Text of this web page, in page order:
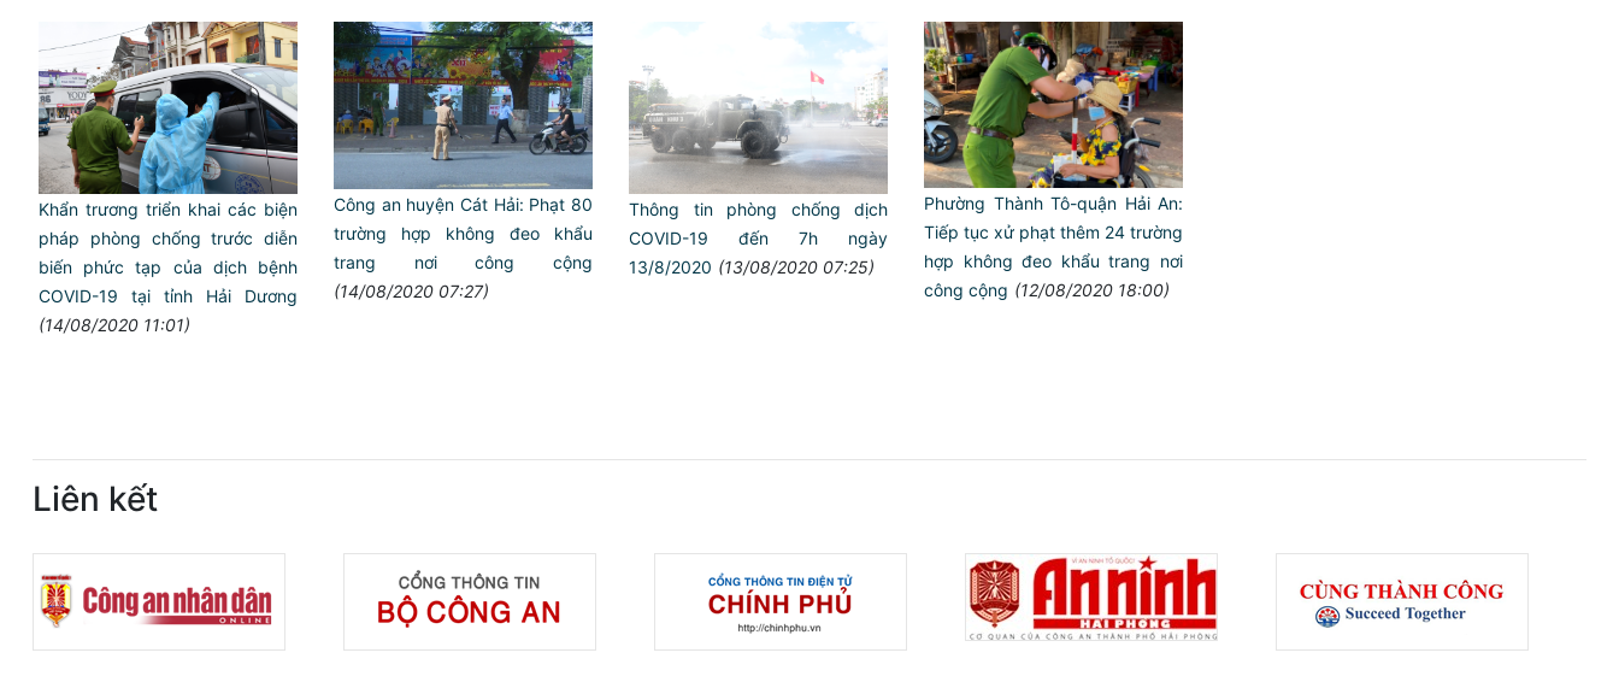
Khẩn trương triển khai các biện
pháp phòng chống trước diễn
biến phức tạp của dịch bệnh
COVID-19 tại tỉnh Hải Dương
(14/08/2020 11:01)
Công an huyện Cát Hải: Phạt 80
trường hợp không đeo khẩu
trang nơi công cộng
(14/08/2020 07:27)
Thông tin phòng chống dịch
COVID-19 đến 7h ngày
13/8/2020 (13/08/2020 07:25)
Phường Thành Tô-quận Hải An:
Tiếp tục xử phạt thêm 24 trường
hợp không đeo khẩu trang nơi
công cộng (12/08/2020 18:00)
Liên kết